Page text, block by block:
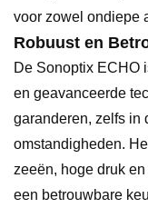
voor zowel ondiepe
Robuust en
De Sonoptix ECHO
en geavanceerde
garanderen, zelfs in
omstandigheden.
zeeën, hoge druk
een betrouwbare